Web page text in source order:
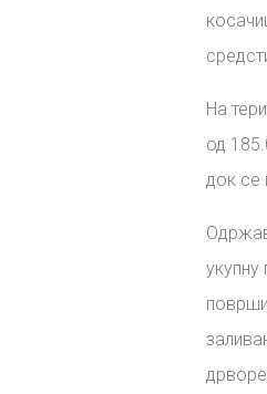
На
од
док се